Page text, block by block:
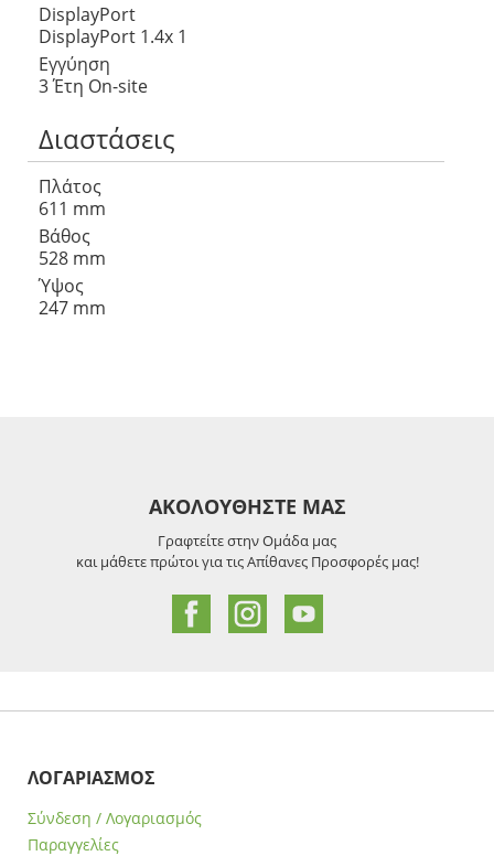
DisplayPort
DisplayPort 1.4x 1
Εγγύηση
3 Έτη On-site
Διαστάσεις
Πλάτος
611 mm
Βάθος
528 mm
Ύψος
247 mm
ΑΚΟΛΟΥΘΗΣΤΕ ΜΑΣ
Γραφτείτε στην Ομάδα μας
και μάθετε πρώτοι για τις Απίθανες Προσφορές μας!
ΛΟΓΑΡΙΑΣΜΟΣ
Σύνδεση / Λογαριασμός
Παραγγελίες